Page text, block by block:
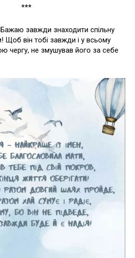
***
завжди знаходити спільну
Щоб він тобі завжди і у всьому
чергу, не змушував його за себе